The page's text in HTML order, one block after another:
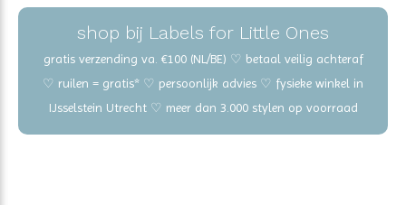
shop bij Labels for Little Ones
gratis verzending va. €100 (NL/BE) ♡ betaal veilig achteraf
♡ ruilen = gratis* ♡ persoonlijk advies ♡ fysieke winkel in
IJsselstein Utrecht ♡ meer dan 3.000 stylen op voorraad